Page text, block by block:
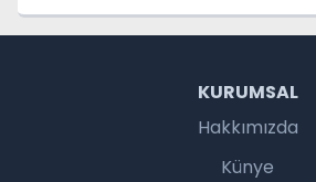
KURUMSAL
Hakkımızda
Künye